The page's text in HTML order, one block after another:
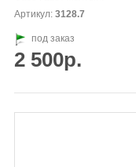
Артикул: 3128.7
под заказ
2 500р.